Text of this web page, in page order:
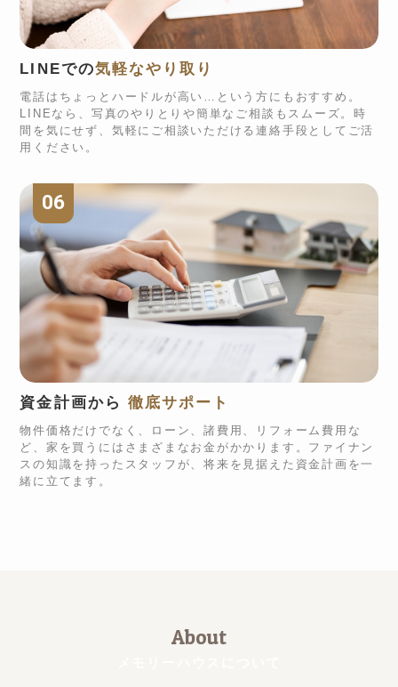
LINEでの気軽なやり取り
電話はちょっとハードルが高い…という方にもおすすめ。
LINEなら、写真のやりとりや簡単なご相談もスムーズ。時
間を気にせず、気軽にご相談いただける連絡手段としてご活
用ください。
06
資金計画から 徹底サポート
物件価格だけでなく、ローン、諸費用、リフォーム費用な
ど、家を買うにはさまざまなお金がかかります。ファイナン
スの知識を持ったスタッフが、将来を見据えた資金計画を一
緒に立てます。
About